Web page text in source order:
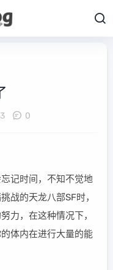
0
记时间，不知不觉地
战的天龙八部SF时，
力，在这种情况下，
体内在进行大量的能